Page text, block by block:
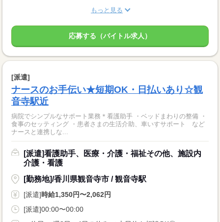
もっと見る
応募する（バイトル求人）
[派遣]
ナースのお手伝い★短期OK・日払いあり☆観
音寺駅近
病院でシンプルなサポート業務＊看護助手 ・ベッドまわりの整備 ・
食事のセッティング ・患者さまの生活介助、車いすサポート など
ナースと連携しな...
[派遣]看護助手、医療・介護・福祉その他、施設内
介護・看護
[勤務地]/香川県観音寺市 / 観音寺駅
[派遣]時給1,350円〜2,062円
[派遣]00:00〜00:00